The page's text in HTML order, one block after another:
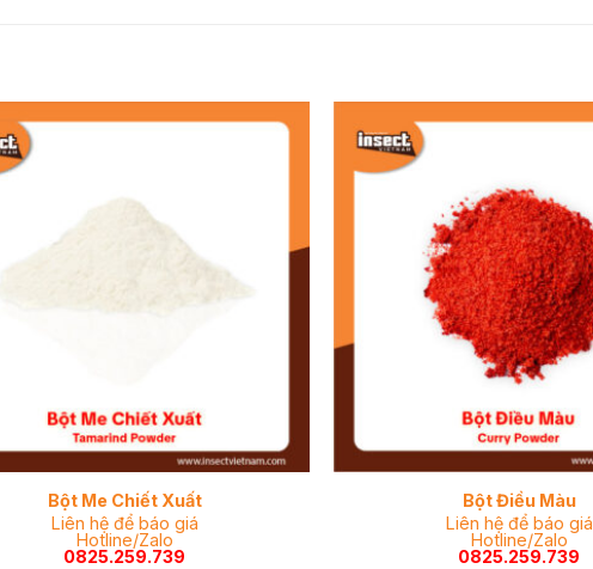
Bột Me Chiết Xuất
Liên hệ để báo giá
Hotline/Zalo
0825.259.739
Bột Điều Màu
Liên hệ để báo giá
Hotline/Zalo
0825.259.739